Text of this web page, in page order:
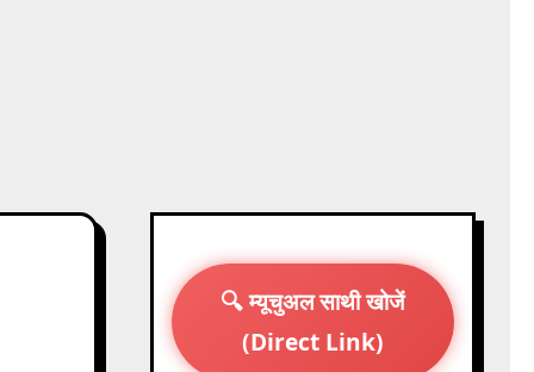
🔍 म्यूचुअल साथी खोजें
(Direct Link)